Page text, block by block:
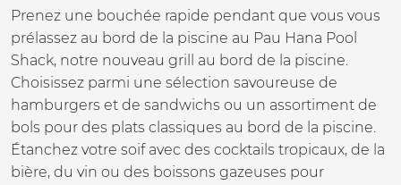
Prenez une bouchée rapide pendant que vous vous
prélassez au bord de la piscine au Pau Hana Pool
Shack, notre nouveau grill au bord de la piscine.
Choisissez parmi une sélection savoureuse de
hamburgers et de sandwichs ou un assortiment de
bols pour des plats classiques au bord de la piscine.
Étanchez votre soif avec des cocktails tropicaux, de la
bière, du vin ou des boissons gazeuses pour